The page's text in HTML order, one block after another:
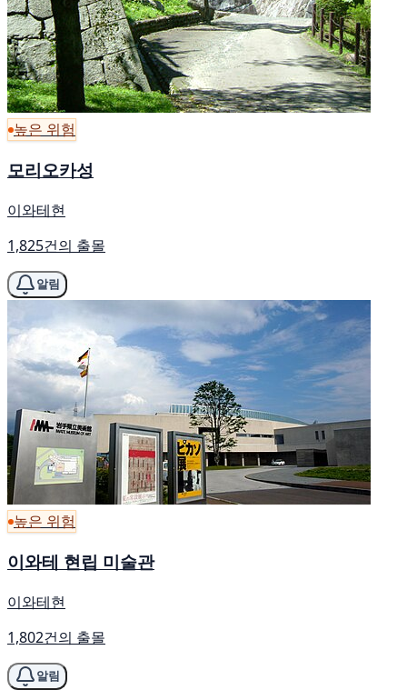
높은 위험
모리오카성
이와테현
1,825건의 출몰
알림
높은 위험
이와테 현립 미술관
이와테현
1,802건의 출몰
알림